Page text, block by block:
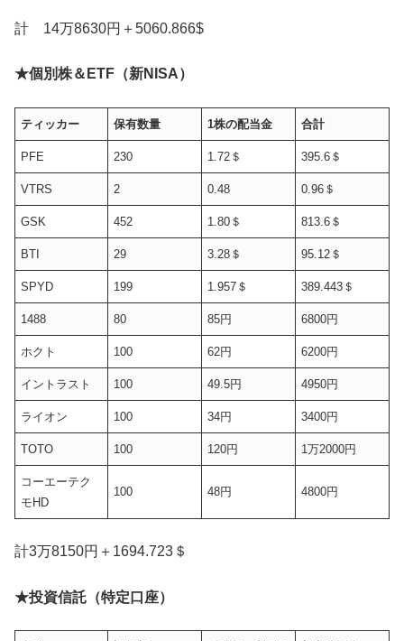
計 14万8630円＋5060.866$
★個別株＆ETF（新NISA）
ティッカー 保有数量 1株の配当金 合計
PFE 230 1.72＄ 395.6＄
VTRS 2 0.48 0.96＄
GSK 452 1.80＄ 813.6＄
BTI 29 3.28＄ 95.12＄
SPYD 199 1.957＄ 389.443＄
1488 80 85円 6800円
ホクト 100 62円 6200円
イントラスト 100 49.5円 4950円
ライオン 100 34円 3400円
TOTO 100 120円 1万2000円
コーエーテク
モHD
100 48円 4800円
計3万8150円＋1694.723＄
★投資信託（特定口座）